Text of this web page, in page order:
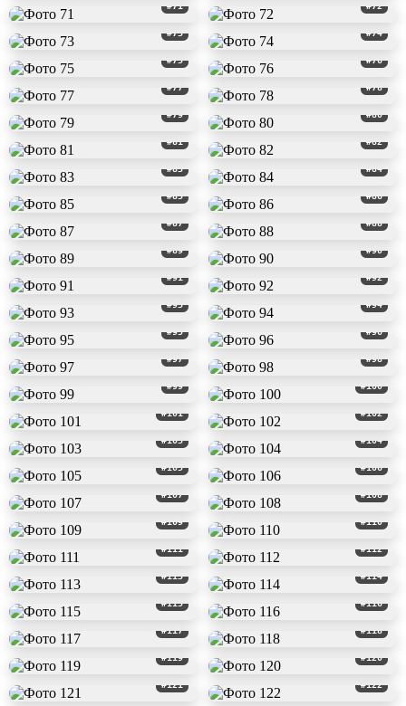
#71 #72
#73 #74
#75 #76
#77 #78
#79 #80
#81 #82
#83 #84
#85 #86
#87 #88
#89 #90
#91 #92
#93 #94
#95 #96
#97 #98
#99 #100
#101 #102
#103 #104
#105 #106
#107 #108
#109 #110
#111 #112
#113 #114
#115 #116
#117 #118
#119 #120
#121 #122